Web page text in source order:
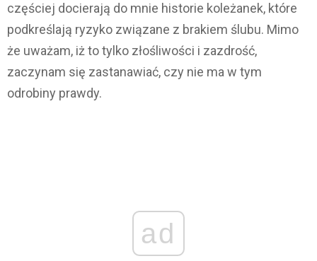
częściej docierają do mnie historie koleżanek, które
podkreślają ryzyko związane z brakiem ślubu. Mimo
że uważam, iż to tylko złośliwości i zazdrość,
zaczynam się zastanawiać, czy nie ma w tym
odrobiny prawdy.
ad